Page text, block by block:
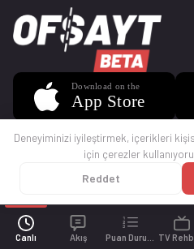
Canlı Akış TV
© 2025 Ofsayt
Deneyiminizi iyileştirmek, içerikleri
için çerezler
Reddet